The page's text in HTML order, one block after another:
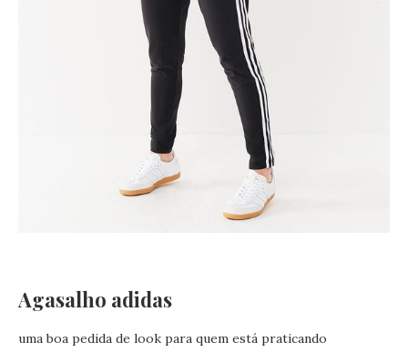
Agasalho adidas
uma boa pedida de look para quem está praticando